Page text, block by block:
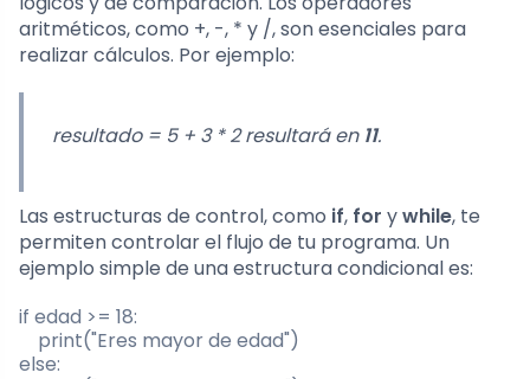
aritméticos, como +, -, * y /, son esenciales para
realizar cálculos. Por ejemplo:
resultado = 5 + 3 * 2resultará en 11.
Las estructuras de control, como if, for ywhile, te
permiten controlar el flujo de tu programa. Un
ejemplo simple de una estructura condicional es:
if edad >= 18:
    print("Eres mayor de edad")
else: